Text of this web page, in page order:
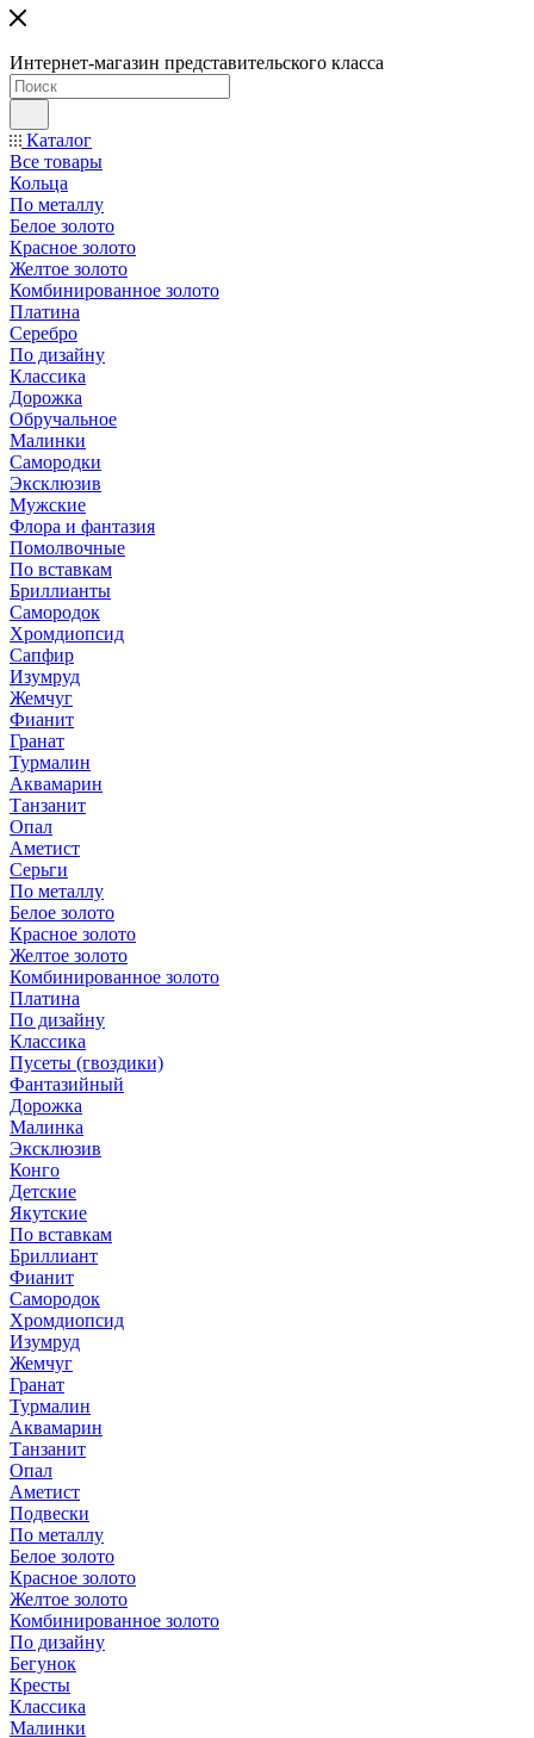
Интернет-магазин представительского класса
Каталог
Все товары
Кольца
По металлу
Белое золото
Красное золото
Желтое золото
Комбинированное золото
Платина
Серебро
По дизайну
Классика
Дорожка
Обручальное
Малинки
Самородки
Эксклюзив
Мужские
Флора и фантазия
Помолвочные
По вставкам
Бриллианты
Самородок
Хромдиопсид
Сапфир
Изумруд
Жемчуг
Фианит
Гранат
Турмалин
Аквамарин
Танзанит
Опал
Аметист
Серьги
По металлу
Белое золото
Красное золото
Желтое золото
Комбинированное золото
Платина
По дизайну
Классика
Пусеты (гвоздики)
Фантазийный
Дорожка
Малинка
Эксклюзив
Конго
Детские
Якутские
По вставкам
Бриллиант
Фианит
Самородок
Хромдиопсид
Изумруд
Жемчуг
Гранат
Турмалин
Аквамарин
Танзанит
Опал
Аметист
Подвески
По металлу
Белое золото
Красное золото
Желтое золото
Комбинированное золото
По дизайну
Бегунок
Кресты
Классика
Малинки